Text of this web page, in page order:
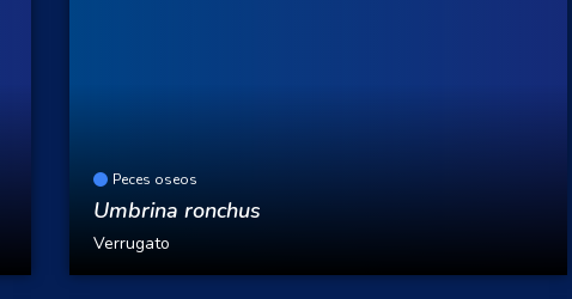
Peces oseos
Umbrina ronchus
Verrugato